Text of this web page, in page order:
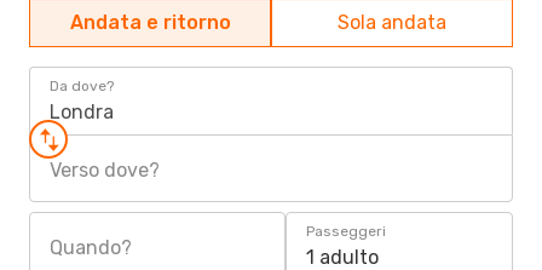
Andata e ritorno Sola andata
Da dove?
Londra
Verso dove?
Quando?
Passeggeri
1 adulto